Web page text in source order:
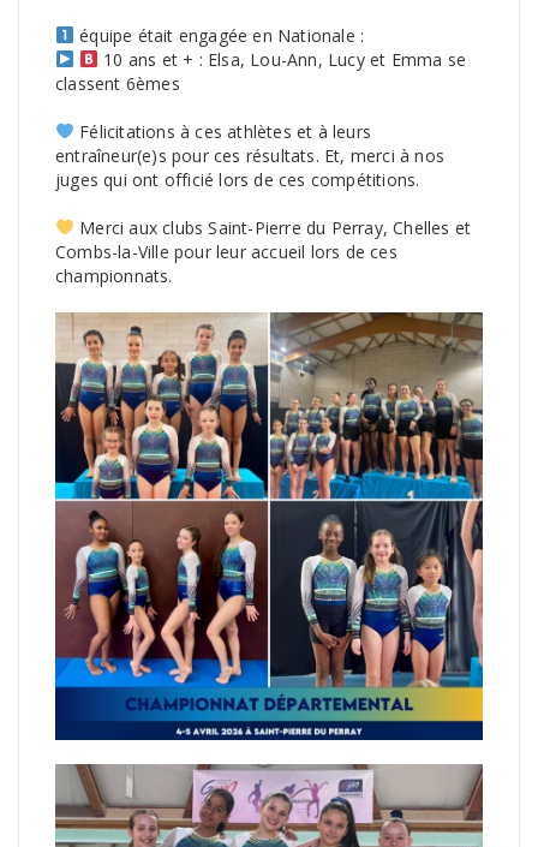
équipe était engagée en Nationale :
10 ans et + : Elsa, Lou-Ann, Lucy et Emma se
classent 6èmes
Félicitations à ces athlètes et à leurs
entraîneur(e)s pour ces résultats. Et, merci à nos
juges qui ont officié lors de ces compétitions.
Merci aux clubs Saint-Pierre du Perray, Chelles et
Combs-la-Ville pour leur accueil lors de ces
championnats.